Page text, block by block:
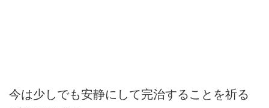
今は少しでも安静にして完治することを祈る